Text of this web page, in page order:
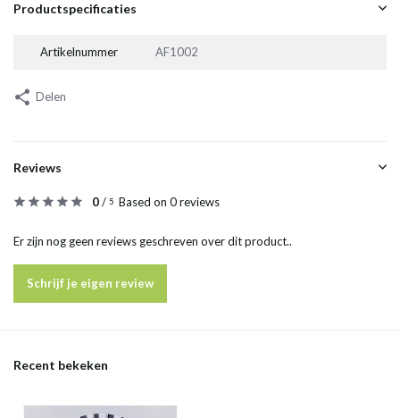
Productspecificaties
Artikelnummer AF1002
Delen
Reviews
0/ 5 Based on 0 reviews
Er zijn nog geen reviews geschreven over dit product..
Schrijf je eigen review
Recent bekeken